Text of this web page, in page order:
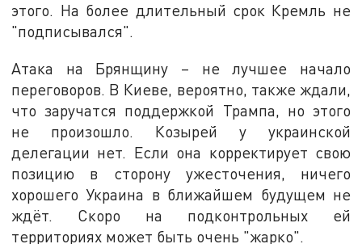
этого. На более длительный срок Кремль не
"подписывался".
Атака на Брянщину – не лучшее начало
переговоров. В Киеве, вероятно, также ждали,
что заручатся поддержкой Трампа, но этого
не произошло. Козырей у украинской
делегации нет. Если она корректирует свою
позицию в сторону ужесточения, ничего
хорошего Украина в ближайшем будущем не
ждёт. Скоро на подконтрольных ей
территориях может быть очень "жарко".